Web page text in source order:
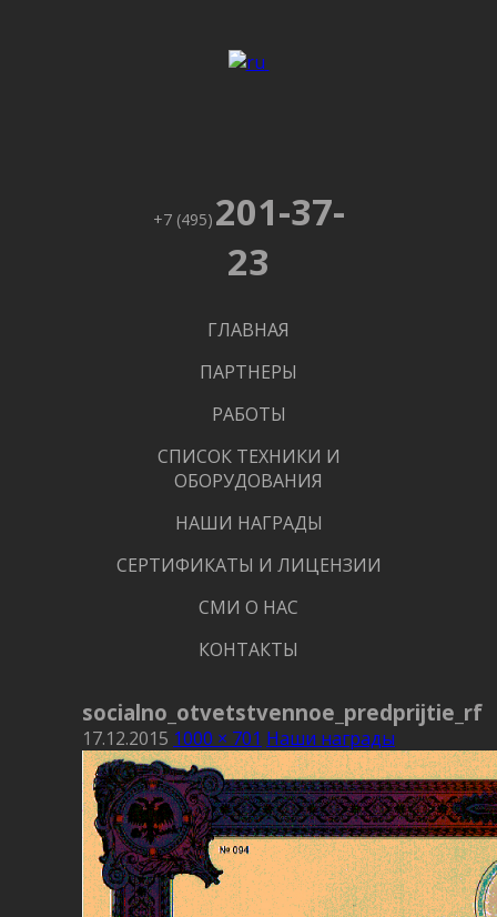
+7 (495) 201-37-
23
ГЛАВНАЯ
ПАРТНЕРЫ
РАБОТЫ
СПИСОК ТЕХНИКИ И
ОБОРУДОВАНИЯ
НАШИ НАГРАДЫ
СЕРТИФИКАТЫ И ЛИЦЕНЗИИ
СМИ О НАС
КОНТАКТЫ
socialno_otvetstvennoe_predprijtie_rf
17.12.2015 1000 × 701 Наши награды